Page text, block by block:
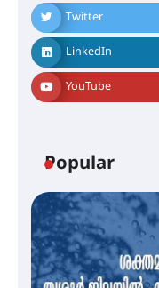
Twitter
LinkedIn
YouTube
Popular